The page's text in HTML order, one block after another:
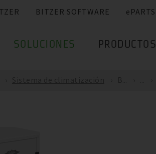
BITZER SOFTWARE ePARTS
SOLUCIONES PRODUCTOS